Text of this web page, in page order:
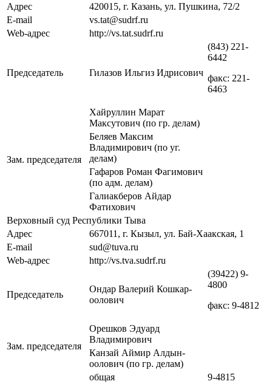
Адрес
420015, г. Казань, ул. Пушкина, 72/2
E-mail
vs.tat@sudrf.ru
Web-адрес
http://vs.tat.sudrf.ru
Председатель Гилазов Ильгиз Идрисович
(843) 221-
6442
факс: 221-
6463
Зам. председателя
Хайруллин Марат
Максутович (по гр. делам)
Беляев Максим
Владимирович (по уг.
делам)
Гафаров Роман Фагимович
(по адм. делам)
Галиакберов Айдар
Фатихович
Верховный суд Республики Тыва
Адрес
667011, г. Кызыл, ул. Бай-Хаакская, 1
E-mail
sud@tuva.ru
Web-адрес
http://vs.tva.sudrf.ru
Председатель
Ондар Валерий Кошкар-
оолович
(39422) 9-
4800
факс: 9-4812
Зам. председателя
Орешков Эдуард
Владимирович
Канзай Аймир Алдын-
оолович (по гр. делам)
общая
9-4815